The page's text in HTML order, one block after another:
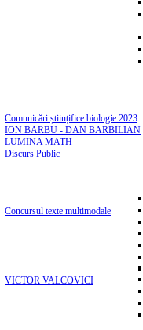
Comunicări științifice biologie 2023
ION BARBU - DAN BARBILIAN
LUMINA MATH
Discurs Public
Concursul texte multimodale
VICTOR VALCOVICI